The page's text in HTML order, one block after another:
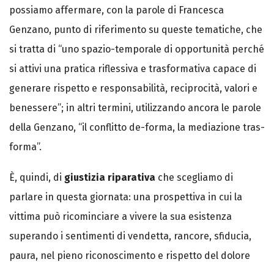
possiamo affermare, con la parole di Francesca
Genzano, punto di riferimento su queste tematiche, che
si tratta di “uno spazio-temporale di opportunità perché
si attivi una pratica riflessiva e trasformativa capace di
generare rispetto e responsabilità, reciprocità, valori e
benessere”; in altri termini, utilizzando ancora le parole
della Genzano, “il conflitto de-forma, la mediazione tras-
forma”.
È, quindi, di giustizia riparativa che scegliamo di
parlare in questa giornata: una prospettiva in cui la
vittima può ricominciare a vivere la sua esistenza
superando i sentimenti di vendetta, rancore, sfiducia,
paura, nel pieno riconoscimento e rispetto del dolore